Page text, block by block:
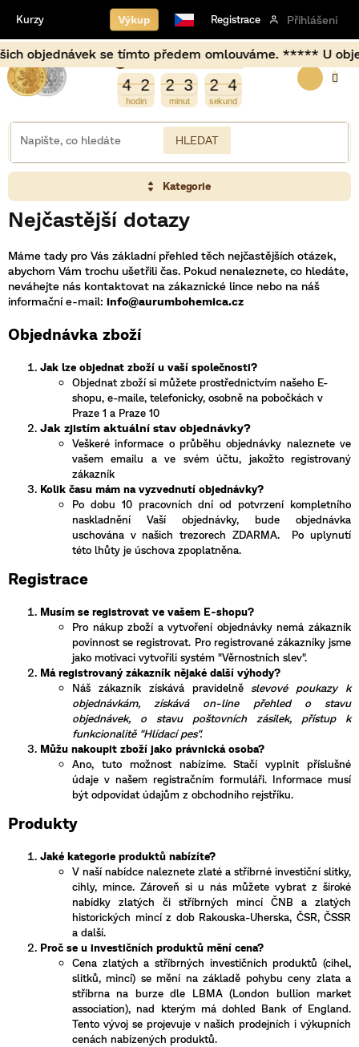
obsah
se tímto předem omlouváme. ***** U
Výkup Registrace Přihlášení
Kurzy
Burza opět otevírá za
4
4 2
2 2
2 3
3 2
2 4
5
4
HLEDAT
Kategorie
Nejčastější dotazy
Máme tady pro Vás základní přehled těch nejčastějších otázek,
abychom Vám trochu ušetřili čas. Pokud nenaleznete, co hledáte,
neváhejte nás kontaktovat na zákaznické lince nebo na náš
informační e-mail: info@aurumbohemica.cz
Objednávka zboží
Jak lze objednat zboží u vaší společnosti?
Objednat zboží si můžete prostřednictvím našeho E-
shopu, e-maile, telefonicky, osobně na pobočkách v
Praze 1 a Praze 10
Jak zjistím aktuální stav objednávky?
Veškeré informace o průběhu objednávky naleznete ve
vašem emailu a ve svém účtu, jakožto registrovaný
zákazník
Kolik času mám na vyzvednutí objednávky?
Po dobu 10 pracovních dní od potvrzení kompletního
naskladnění Vaší objednávky, bude objednávka
uschována v našich trezorech ZDARMA. Po uplynutí
této lhůty je úschova zpoplatněna.
Registrace
Musím se registrovat ve vašem E-shopu?
Pro nákup zboží a vytvoření objednávky nemá zákazník
povinnost se registrovat. Pro registrované zákazníky jsme
jako motivaci vytvořili systém "Věrnostních slev".
Má registrovaný zákazník nějaké další výhody?
Náš zákazník získává pravidelněslevové poukazy k
objednávkám, získává on-line přehled o stavu
objednávek, o stavu poštovních zásilek, přístup k
funkcionalitě "Hlídací pes".
Můžu nakoupit zboží jako právnická osoba?
Ano, tuto možnost nabízíme. Stačí vyplnit příslušné
údaje v našem registračním formuláři. Informace musí
být odpovídat údajům z obchodního rejstříku.
Produkty
Jaké kategorie produktů nabízíte?
V naší nabídce naleznete zlaté a stříbrné investiční slitky,
cihly, mince. Zároveň si u nás můžete vybrat z široké
nabídky zlatých či stříbrných mincí ČNB a zlatých
historických mincí z dob Rakouska-Uherska, ČSR, ČSSR
a další.
Proč se u investičních produktů mění cena?
Cena zlatých a stříbrných investičních produktů (cihel,
slitků, mincí) se mění na základě pohybu ceny zlata a
stříbrna na burze dle LBMA (London bullion market
association), nad kterým má dohled Bank of England.
Tento vývoj se projevuje v našich prodejních i výkupních
cenách nabízených produktů.